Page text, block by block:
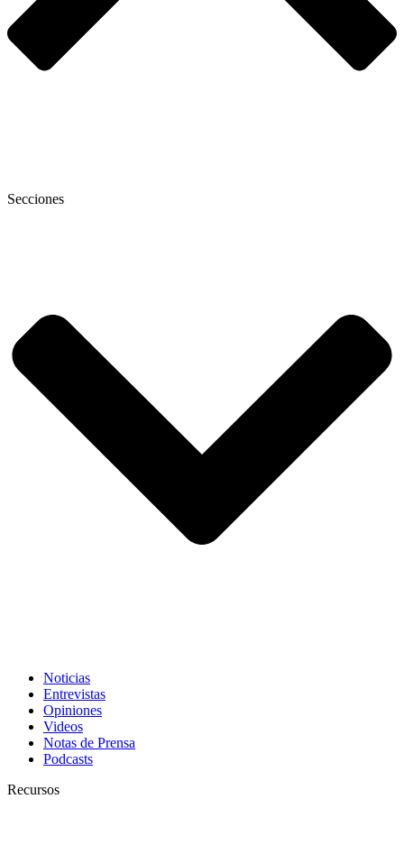
Secciones
Noticias
Entrevistas
Opiniones
Videos
Notas de Prensa
Podcasts
Recursos